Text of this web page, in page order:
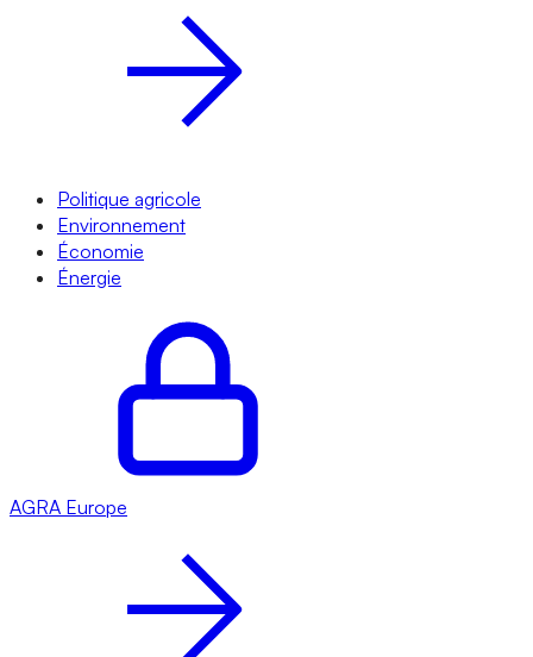
Politique agricole
Environnement
Économie
Énergie
AGRA Europe